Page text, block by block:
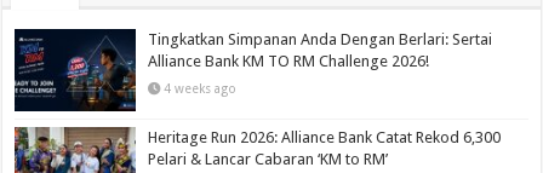
Tingkatkan Simpanan Anda Dengan Berlari: Sertai
Alliance Bank KM TO RM Challenge 2026!
4 weeks ago
Heritage Run 2026: Alliance Bank Catat Rekod 6,300
Pelari & Lancar Cabaran ‘KM to RM’